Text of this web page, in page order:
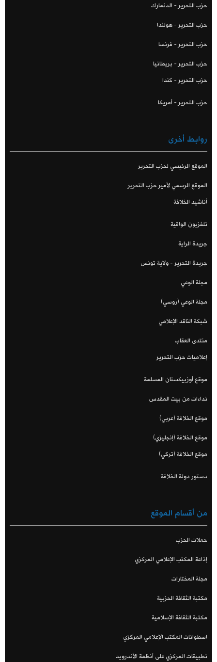
حزب التحرير - الدنمارك
حزب التحرير - هولندا
حزب التحرير - فرنسا
حزب التحرير - بريطانيا
حزب التحرير - كندا
حزب التحرير - أمريكا
روابط أخرى
الموقع الرئيسي لحزب التحرير
الموقع الرسمي لأمير حزب التحرير
أناشيد الخلافة
تلفزيون الواقية
جريدة الراية
جريدة التحرير - ولاية تونس
مجلة الوعي
مجلة الوعي (روسي)
شبكة الناقد الإعلامي
منتدى العقاب
إعلاميات حزب التحرير
موقع أوزبيكستان المسلمة
نداءات من بيت المقدس
موقع الخلافة (عربي)
موقع الخلافة (إنجليزي)
موقع الخلافة (تركي)
دستور دولة الخلافة
من أقسام الموقع
حملات الحزب
إذاعة المكتب الإعلامي المركزي
مجلة المختارات
مكتبة الثقافة الحزبية
مكتبة الثقافة الإسلامية
اسطوانات المكتب الإعلامي المركزي
تطبيقات المركزي على أنظمة الأندرويد